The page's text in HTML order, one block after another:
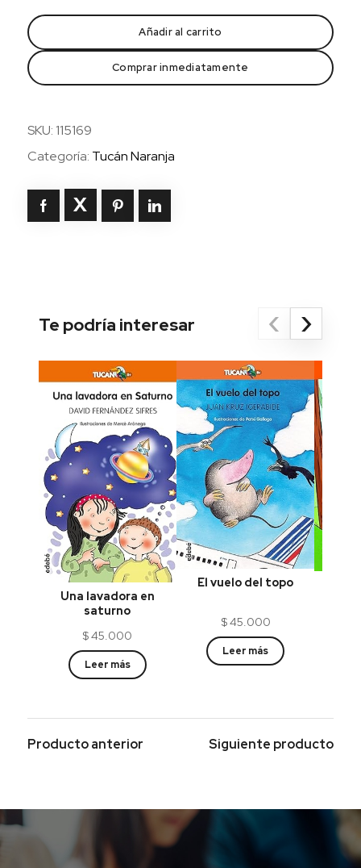
el
arte
del
cantidad
Añadir al carrito
Comprar inmediatamente
SKU:115169
Categoría: Tucán Naranja
Te podría interesar ‹ ›
Una lavadora en
saturno
$45.000
Leer más
El vuelo del topo
$45.000
Leer más
Producto anterior Siguiente producto